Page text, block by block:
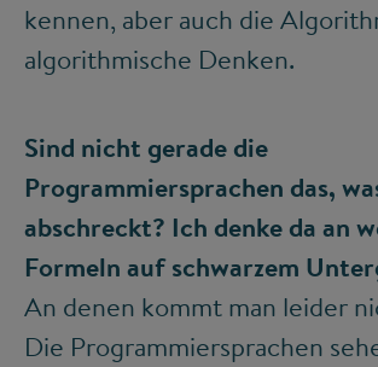
kennen, aber auch die
algorithmische Denken.
Sind nicht gerade die
Programmiersprachen das,
abschreckt? Ich denke da an
Formeln auf schwarzem
An denen kommt man leider
Die Programmiersprachen